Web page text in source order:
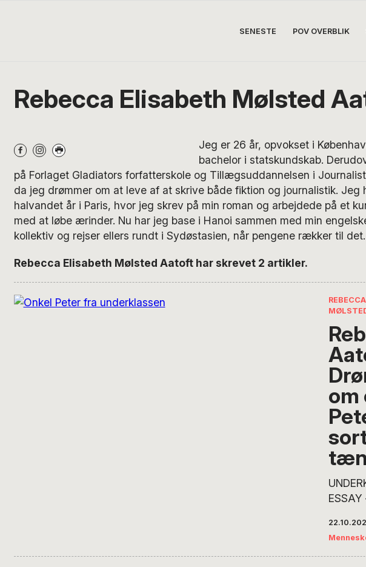
SENESTE POV OVERBLIK
International
Rebecca Elisabeth Mølsted
Jeg er 26 år, opvokset i
bachelor i statskundskab.
på Forlaget Gladiators forfatterskole og Tillægsuddannelsen i
da jeg drømmer om at leve af at skrive både fiktion og journalistik. Jeg
halvandet år i Paris, hvor jeg skrev på min roman og arbejdede på et
med at løbe ærinder. Nu har jeg base i Hanoi sammen med min
kollektiv og rejser ellers rundt i Sydøstasien, når pengene rækker til det.
Rebecca Elisabeth Mølsted Aatoft har skrevet 2 artikler.
om
onkel
drikker,
sorte